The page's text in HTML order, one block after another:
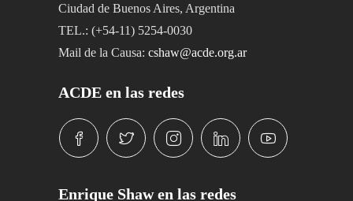
Ciudad de Buenos Aires, Argentina
TEL.: (+54-11) 5254-0030
Mail de la Causa: cshaw@acde.org.ar
ACDE en las redes
Enrique Shaw en las redes